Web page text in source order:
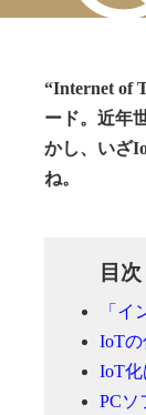
“Internet of
ード。近年
かし、いざ
ね。
目次
「
IoT
IoT
PCソ